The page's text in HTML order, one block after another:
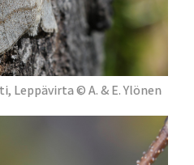
Leppävirta © A. & E. Ylönen